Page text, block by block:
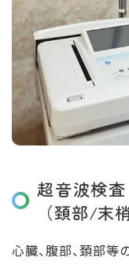
超音波検
（頚部/末
⼼臓、腹部、頚部